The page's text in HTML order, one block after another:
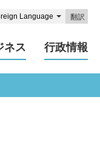
翻訳
ネス 行政情報